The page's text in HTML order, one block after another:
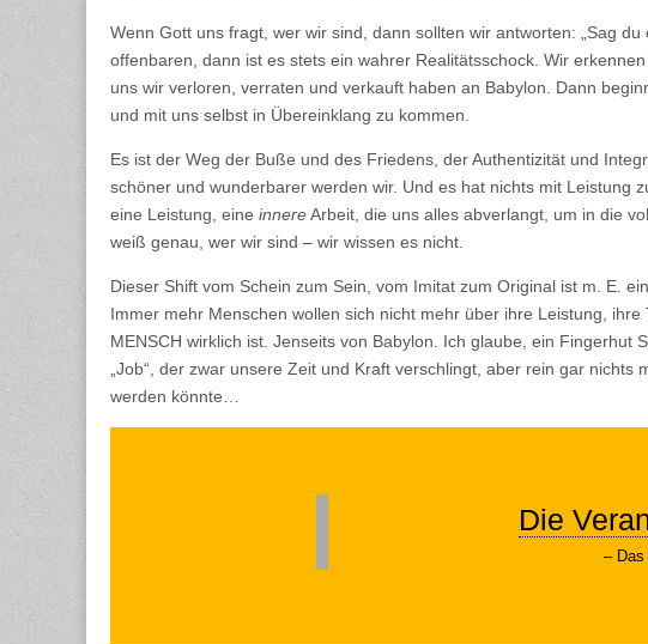
Wenn Gott uns fragt, wer wir sind, dann sollten wir antworten: „Sag
offenbaren, dann ist es stets ein wahrer Realitätsschock. Wir
uns wir verloren, verraten und verkauft haben an Babylon. Dann
und mit uns selbst in Übereinklang zu kommen.
Es ist der Weg der Buße und des Friedens, der Authentizität und
schöner und wunderbarer werden wir. Und es hat nichts mit Leistung
eine Leistung, eine innereArbeit, die uns alles abverlangt, um in die
weiß genau, wer wir sind – wir wissen es nicht.
Dieser Shift vom Schein zum Sein, vom Imitat zum Original ist m. E.
Immer mehr Menschen wollen sich nicht mehr über ihre Leistung,
MENSCH wirklich ist. Jenseits von Babylon. Ich glaube, ein
„Job“, der zwar unsere Zeit und Kraft verschlingt, aber rein gar
werden könnte…
Die